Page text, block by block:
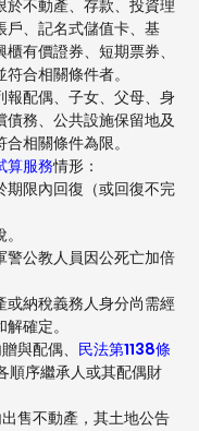
於不動產、存款、投資理
戶、記名式儲值卡、基
有價證券、短期票券、
合相關條件者。
報配偶、子女、父母、身
債務、公共設施保留地及
相關條件為限。
算服務情形：
期限內回復（或回復不完
警公教人員因公死亡加倍
或納稅義務人身分尚需經
確定。
與配偶、 民法第1138條
順序繼承人或其配偶財
出售不動產，其土地公告